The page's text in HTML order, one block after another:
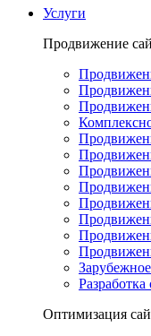
Услуги
Продвижение
Оптимизация